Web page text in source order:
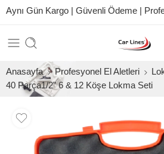
Aynı Gün Kargo | Güvenli Ödeme |
Anasayfa Profesyonel El Aletleri
40 Parça1/2” 6 & 12 Köşe Lokma Seti